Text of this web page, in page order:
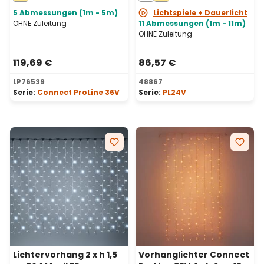
erweiterbar
5 Abmessungen (1m - 5m)
OHNE Zuleitung
119,69 €
LP76539
Serie: Connect ProLine 36V
Lichtspiele + Dauerlicht
11 Abmessungen (1m - 11m)
OHNE Zuleitung
86,57 €
48867
Serie: PL24V
Lichtervorhang 2 x h 1,5
Vorhanglichter Connect